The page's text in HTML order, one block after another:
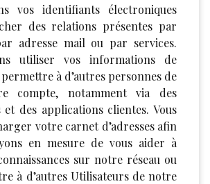
vos identifiants électroniques
des relations présentes par
adresse mail ou par services.
utiliser vos informations de
à d’autres personnes de
compte, notamment via des
et des applications clientes. Vous
votre carnet d’adresses afin
en mesure de vous aider à
sur notre réseau ou
à d’autres Utilisateurs de notre